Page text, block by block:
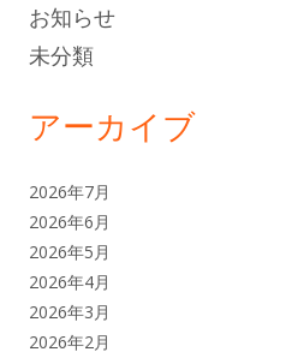
お知らせ
未分類
アーカイブ
2026年7月
2026年6月
2026年5月
2026年4月
2026年3月
2026年2月